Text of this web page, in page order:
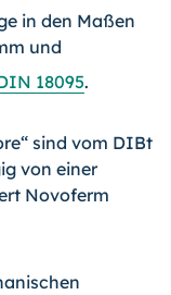
in den Maßen
und
18095.
sind vom DIBt
von einer
Novoferm